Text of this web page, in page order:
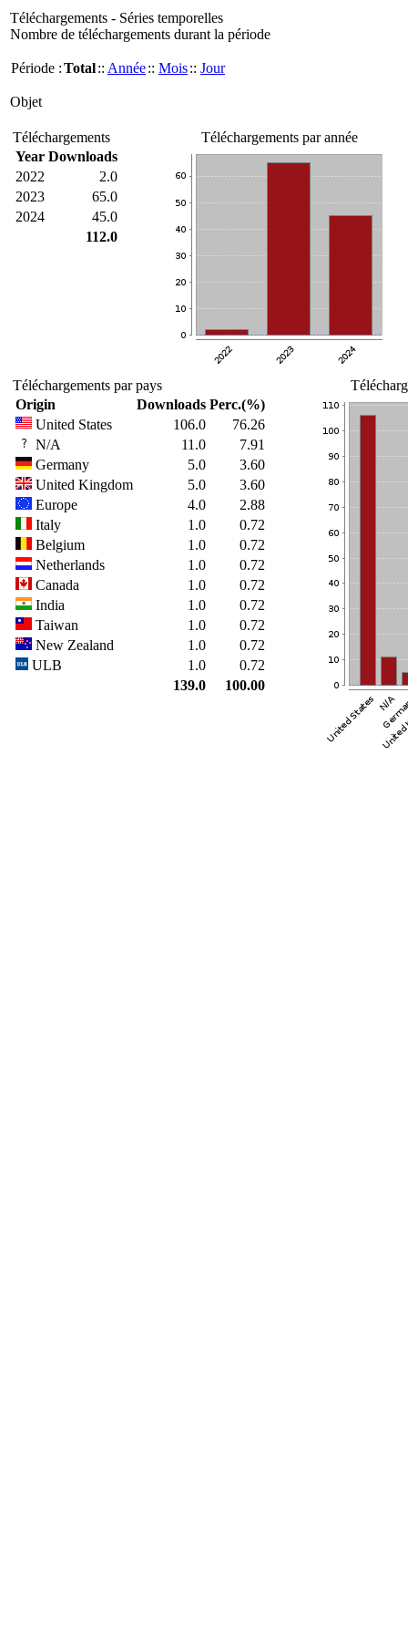
Téléchargements - Séries temporelles
Nombre de téléchargements durant la période
Période :Total:: Année:: Mois:: Jour
Objet
Téléchargements
Year Downloads
2022
2.0
2023
65.0
2024
45.0
112.0
Téléchargements par année
Téléchargements par pays
Origin
Downloads Perc.(%)
United States
106.0
76.26
N/A
11.0
7.91
Germany
5.0
3.60
United Kingdom
5.0
3.60
Europe
4.0
2.88
Italy
1.0
0.72
Belgium
1.0
0.72
Netherlands
1.0
0.72
Canada
1.0
0.72
India
1.0
0.72
Taiwan
1.0
0.72
New Zealand
1.0
0.72
ULB
1.0
0.72
139.0
100.00